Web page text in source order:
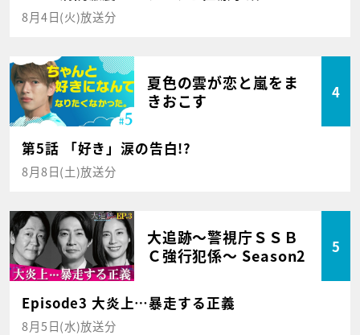
8月4日(火)放送分
夏色の雲が恋と嵐をま
きおこす
4
第5話 「好き」涙の告白!?
8月8日(土)放送分
大追跡～警視庁ＳＳＢ
Ｃ強行犯係～ Season2
5
Episode3 大炎上…暴走する正義
8月5日(水)放送分